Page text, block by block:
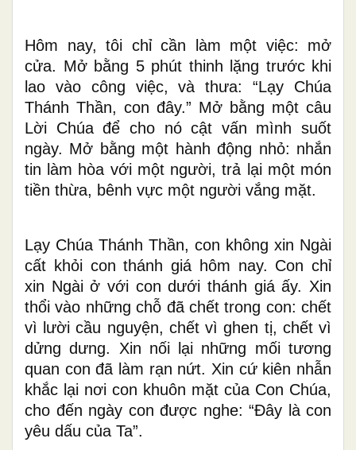
Hôm nay, tôi chỉ cần làm một việc: mở
cửa. Mở bằng 5 phút thinh lặng trước khi
lao vào công việc, và thưa: “Lạy Chúa
Thánh Thần, con đây.” Mở bằng một câu
Lời Chúa để cho nó cật vấn mình suốt
ngày. Mở bằng một hành động nhỏ: nhắn
tin làm hòa với một người, trả lại một món
tiền thừa, bênh vực một người vắng mặt.
Lạy Chúa Thánh Thần, con không xin Ngài
cất khỏi con thánh giá hôm nay. Con chỉ
xin Ngài ở với con dưới thánh giá ấy. Xin
thổi vào những chỗ đã chết trong con: chết
vì lười cầu nguyện, chết vì ghen tị, chết vì
dửng dưng. Xin nối lại những mối tương
quan con đã làm rạn nứt. Xin cứ kiên nhẫn
khắc lại nơi con khuôn mặt của Con Chúa,
cho đến ngày con được nghe: “Đây là con
yêu dấu của Ta”.